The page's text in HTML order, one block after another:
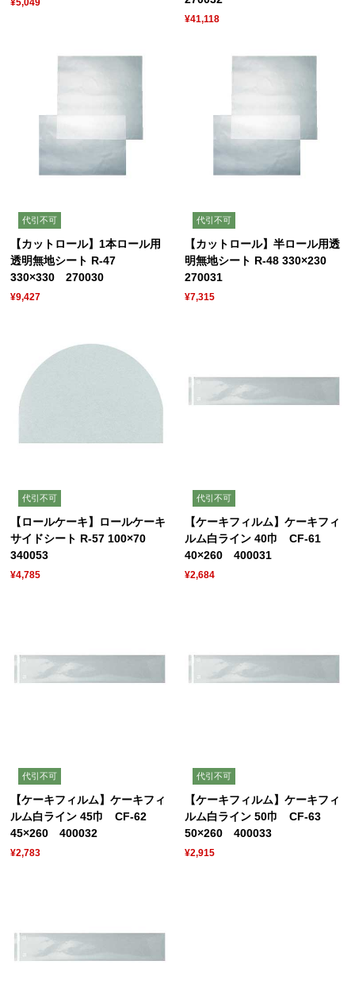
¥41,118
代引不可
【カットロール】1本ロール用
透明無地シート R-47
330×330 270030
¥9,427
代引不可
【カットロール】半ロール用透
明無地シート R-48 330×230
270031
¥7,315
代引不可
【ロールケーキ】ロールケーキ
サイドシート R-57 100×70
340053
¥4,785
代引不可
【ケーキフィルム】ケーキフィ
ルム白ライン 40巾 CF-61
40×260 400031
¥2,684
代引不可
【ケーキフィルム】ケーキフィ
ルム白ライン 45巾 CF-62
45×260 400032
¥2,783
代引不可
【ケーキフィルム】ケーキフィ
ルム白ライン 50巾 CF-63
50×260 400033
¥2,915